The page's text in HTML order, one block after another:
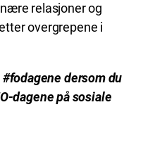
relasjoner og
overgrepene i
dersom du
dagene på sosiale